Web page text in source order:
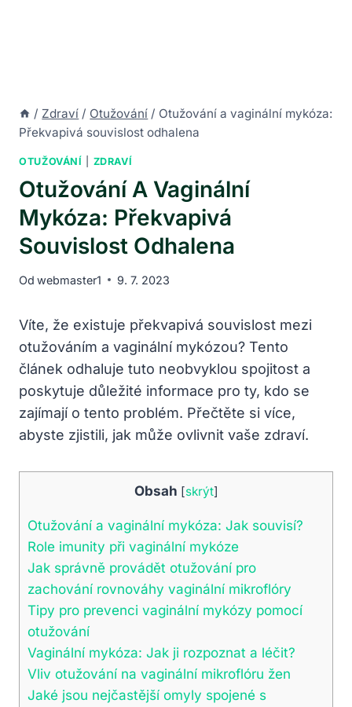
/ Zdraví / Otužování / Otužování a vaginální mykóza:
Překvapivá souvislost odhalena
OTUŽOVÁNÍ ZDRAVÍ
Otužování A Vaginální
Mykóza: Překvapivá
Souvislost Odhalena
Od webmaster1 9. 7. 2023
Víte, že existuje překvapivá souvislost mezi
otužováním a vaginální mykózou? Tento
článek odhaluje tuto neobvyklou spojitost a
poskytuje důležité informace pro ty, kdo se
zajímají o tento problém. Přečtěte si více,
abyste zjistili, jak může ovlivnit vaše zdraví.
Obsah [skrýt]
Otužování a vaginální mykóza: Jak souvisí?
Role imunity při vaginální mykóze
Jak správně provádět otužování pro
zachování rovnováhy vaginální mikroflóry
Tipy pro prevenci vaginální mykózy pomocí
otužování
Vaginální mykóza: Jak ji rozpoznat a léčit?
Vliv otužování na vaginální mikroflóru žen
Jaké jsou nejčastější omyly spojené s